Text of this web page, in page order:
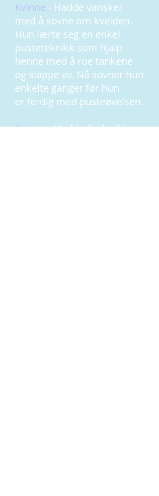
Kvinne - Hadde vansker
med å sovne om kvelden.
Hun lærte seg en enkel
pusteteknikk som hjalp
henne med å roe tankene
og slappe av. Nå sovner hun
enkelte ganger før hun
er ferdig med pusteøvelsen.
Kvinne- Hadde flyskrekk og